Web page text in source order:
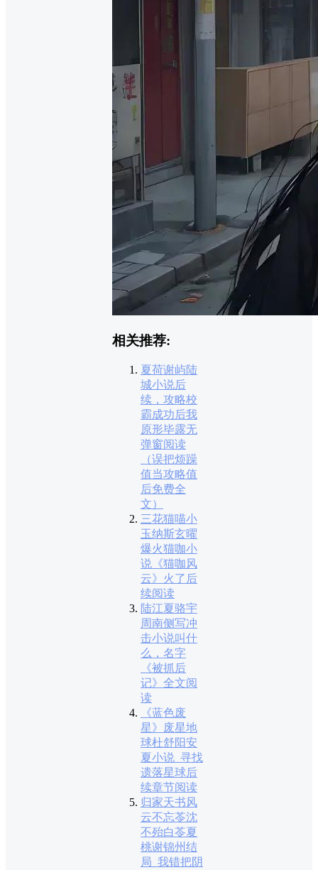
相关推荐:
夏荷谢屿陆
城小说后
续，攻略校
霸成功后我
原形毕露无
弹窗阅读
（误把烦躁
值当攻略值
后免费全
文）
三花猫喵小
玉纳斯玄曜
爆火猫咖小
说《猫咖风
云》火了后
续阅读
陆江夏骆宇
周南侧写冲
击小说叫什
么，名字
《被抓后
记》全文阅
读
《蓝色废
星》废星地
球杜舒阳安
夏小说_寻找
遗落星球后
续章节阅读
归家天书风
云不忘苓沈
不殆白苓夏
桃谢锦州结
局_我错把阴